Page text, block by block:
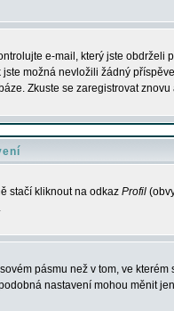
e-mail, který jste obdrželi
možná nevložili žádný
Zkuste se zaregistrovat
stačí kliknout na odkaz Profil
pásmu než v tom, ve kterém
nastavení mohou měnit